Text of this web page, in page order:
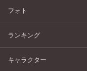
フォト
ランキング
キャラクター